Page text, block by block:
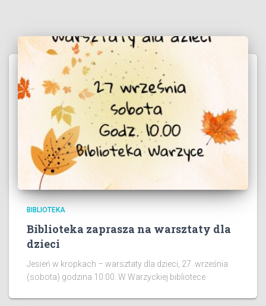
BIBLIOTEKA
Biblioteka zaprasza na warsztaty dla
dzieci
Jesień w kropkach – warsztaty dla dzieci, 27 września
(sobota) godzina 10:00. W Warzyckiej bibliotece.